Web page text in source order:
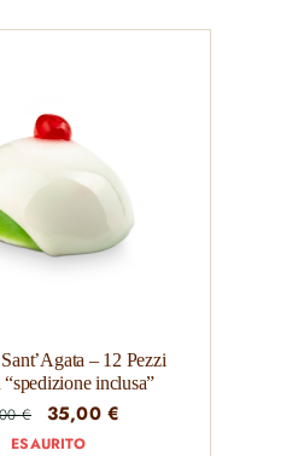
– 12 Pezzi
inclusa”
€
Il
prezzo
35,00€
ESAURITO